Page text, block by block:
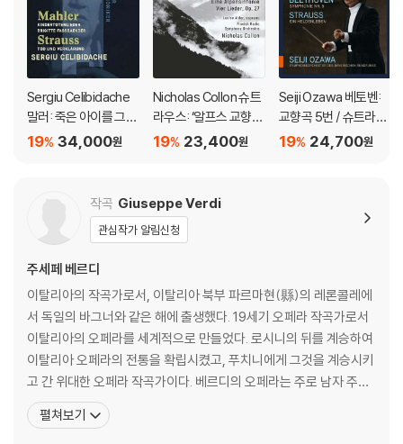
Sergiu Celibidache
말러: 죽은 아이를 그리
는 노래 / R. 슈트라우
r, R. Strauss: Death a
nd Transfiguration)
[UHQCD]
34,000원
19%
Nicholas Collon 슈트
라우스: ‘알프스 교향
곡’, ‘네 개의 가곡’ Op.2
er Op.27)
23,400원
19%
Seiji Ozawa 베토벤:
교향곡 5번 / 슈트라우
스: 영웅의 생애 (Beet
24,700원
19%
작곡 Giuseppe Verdi
관심작가 알림신청
주세페 베르디
이탈리아의 작곡가로서, 이탈리아 북부 파르마현(縣)의 레론콜레에
서 독일의 바그너와 같은 해에 출생했다. 19세기 오페라 작곡가로서
이탈리아의 오페라를 세계적으로 만들었다. 로시니의 뒤를 계승하여
이탈리아 오페라의 전통을 확립시켰고, 푸치니에게 그것을 계승시키
고 간 위대한 오페라 작곡가이다. 베르디의 오페라는 주로 남자 주인
공을 중심으로 전개되는데, 그의 오페라는 힘차고 당당한 극적 성격
을 지니고 있다. 말년에는 비극적인 작품을 많이 써냈고 '팔스타프'와
펼쳐보기